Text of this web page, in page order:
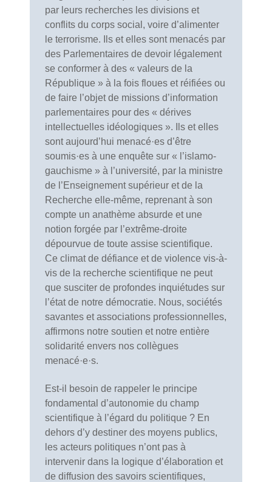
par leurs recherches les divisions et
conflits du corps social, voire d’alimenter
le terrorisme. Ils et elles sont menacés par
des Parlementaires de devoir légalement
se conformer à des « valeurs de la
République » à la fois floues et réifiées ou
de faire l’objet de missions d’information
parlementaires pour des « dérives
intellectuelles idéologiques ». Ils et elles
sont aujourd’hui menacé·es d’être
soumis·es à une enquête sur « l’islamo-
gauchisme » à l’université, par la ministre
de l’Enseignement supérieur et de la
Recherche elle-même, reprenant à son
compte un anathème absurde et une
notion forgée par l’extrême-droite
dépourvue de toute assise scientifique.
Ce climat de défiance et de violence vis-à-
vis de la recherche scientifique ne peut
que susciter de profondes inquiétudes sur
l’état de notre démocratie. Nous, sociétés
savantes et associations professionnelles,
affirmons notre soutien et notre entière
solidarité envers nos collègues
menacé·e·s.
Est-il besoin de rappeler le principe
fondamental d’autonomie du champ
scientifique à l’égard du politique ? En
dehors d’y destiner des moyens publics,
les acteurs politiques n’ont pas à
intervenir dans la logique d’élaboration et
de diffusion des savoirs scientifiques,